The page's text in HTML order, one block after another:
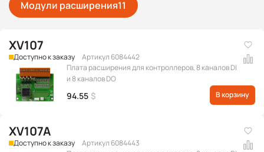
Модули расширения11
XV107
Доступно к заказу
Артикул 6084442
Плата расширения для контроллеров, 8 каналов DI
и 8 каналов DO
94.55 $ В корзину
XV107A
Доступно к заказу
Артикул 6084443